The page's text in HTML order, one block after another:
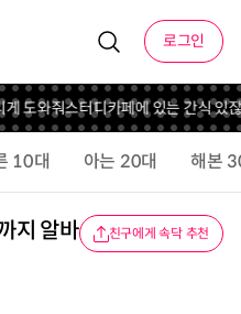
로그인
도와줘스터디카페에 있는 간식 있
10대 아는 20대 해본
지 알바
친구에게 속닥 추천